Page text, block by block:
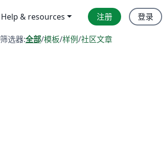
Help & resources 注册 登录
筛选器:全部/模板/样例/社区文章